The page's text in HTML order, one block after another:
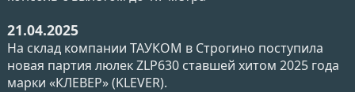
21.04.2025
На склад компании ТАУКОМ в Строгино поступила
новая партия люлек ZLP630 ставшей хитом 2025 года
марки «КЛЕВЕР» (KLEVER).